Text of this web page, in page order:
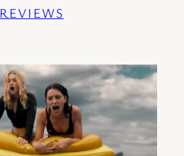
REVIEWS